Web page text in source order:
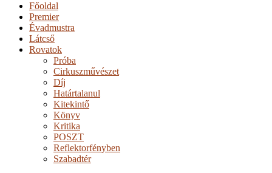
Főoldal
Premier
Évadmustra
Látcső
Rovatok
Próba
Cirkuszművészet
Díj
Határtalanul
Kitekintő
Könyv
Kritika
POSZT
Reflektorfényben
Szabadtér